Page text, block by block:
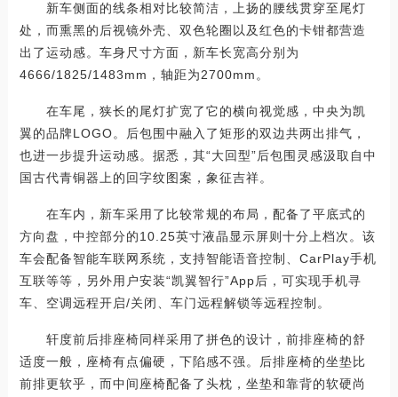
新车侧面的线条相对比较简洁，上扬的腰线贯穿至尾灯
处，而熏黑的后视镜外壳、双色轮圈以及红色的卡钳都营造
出了运动感。车身尺寸方面，新车长宽高分别为
4666/1825/1483mm，轴距为2700mm。
在车尾，狭长的尾灯扩宽了它的横向视觉感，中央为凯
翼的品牌LOGO。后包围中融入了矩形的双边共两出排气，
也进一步提升运动感。据悉，其“大回型”后包围灵感汲取自中
国古代青铜器上的回字纹图案，象征吉祥。
在车内，新车采用了比较常规的布局，配备了平底式的
方向盘，中控部分的10.25英寸液晶显示屏则十分上档次。该
车会配备智能车联网系统，支持智能语音控制、CarPlay手机
互联等等，另外用户安装“凯翼智行”App后，可实现手机寻
车、空调远程开启/关闭、车门远程解锁等远程控制。
轩度前后排座椅同样采用了拼色的设计，前排座椅的舒
适度一般，座椅有点偏硬，下陷感不强。后排座椅的坐垫比
前排更软乎，而中间座椅配备了头枕，坐垫和靠背的软硬尚